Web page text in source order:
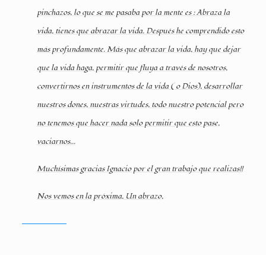
pinchazos, lo que se me pasaba por la mente es : Abraza la
vida, tienes que abrazar la vida. Después he comprendido esto
más profundamente. Más que abrazar la vida, hay que dejar
que la vida haga, permitir que fluya a través de nosotros,
convertirnos en instrumentos de la vida ( o Dios), desarrollar
nuestros dones, nuestras virtudes, todo nuestro potencial pero
no tenemos que hacer nada solo permitir que esto pase,
vaciarnos...
Muchísimas gracias Ignacio por el gran trabajo que realizas!!
Nos vemos en la próxima, Un abrazo,